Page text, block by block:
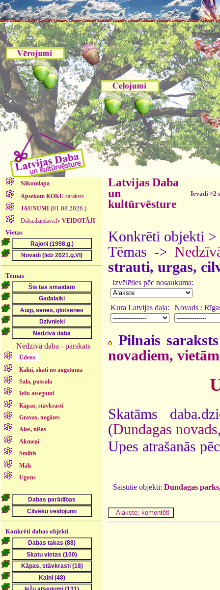
Sākumlapa
Apsekoto KOKUsaraksts
JAUNUMI (01.08.2026.)
Daba.dziedava.lv VEIDOTĀJI
Vietas
Tēmas
Nedzīvā daba - pārskats
Ūdens
Kalni, skati no augstuma
Sala, pussala
Iežu atsegumi
Kāpas, stāvkrasti
Gravas, nogāzes
Alas, nišas
Akmeņi
Smiltis
Māls
Uguns
Konkrēti dabas objekti
Latvijas Daba
un
kultūrvēsture
Ievadi >2
Konkrēti objekti >
Tēmas ->
strauti, urgas,
Izvēlēties pēc nosaukuma:
Kura Latvijas daļa: Novads /
Pilnais
novadiem, vietām
Skatāms
(Dundagas novads
Upes atrašanās
Saistītie objekti: Dundagas parks